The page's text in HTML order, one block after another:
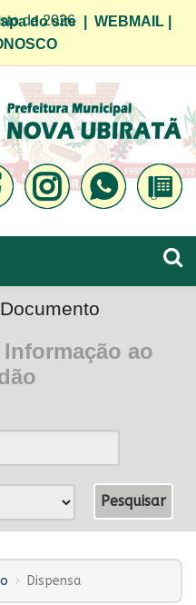
de 2026
do site WEBMAIL
ao
Dispensa